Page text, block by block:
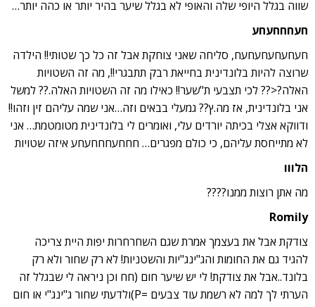
שווה בגלל היופי שלה והאופי לא בגלל שיער בהיר יותר או כהה יותר…
חעחחחעחע
חעחעחעחעחעח, סליחה שאני צוחקת אבל זה כל כך שטותי!! הילדה
שרוצה להיות בלונדינית בחייאת רבק תתבגרי!!, מה זה השטויות
האלה?<?? לכי תצבעי ת"שער!! כאילו מה זה השטויות האלה.?? למשל
אני בלונדינית, אז מה.ץ?? גמעלי בבאים וזה…אני שמה עליהם זין וזהו!!
ודווקא אצלי בכיתה יורדים עלי, ואומרים לי בלונדינית מטומטמת… אני
לא מתייחסת עליהם, כי כולם מפגרים… חחחעחחחעחע איזה שטויות
הלווו
מה אתן רוצות ממנו????
Romily
צודקת אבל את בעצמך אמרת שגם השחרחרות יפות היית צריכה
להגיד גם את החומות והג"ינג"יות והשטניות! לא רק שחור ולא רק
בלונד..אבל את צודקת! לי יש שיער חום (חח וכן ניראה לי שבגלל זה
הערתי לך למה לא רשמת עוד צבעים =P)ולדעתי שחור ג"ינג"י או חום